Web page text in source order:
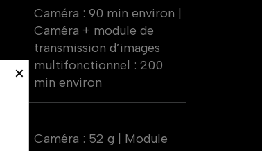
Caméra : 90 min environ |
Caméra + module de
transmission d’images
multifonctionnel : 200
min environ
Caméra : 52 g | Module
×